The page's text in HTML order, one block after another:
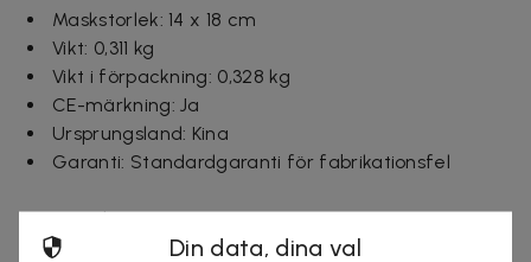
Maskstorlek: 14 x 18 cm
Vikt: 0,311 kg
Vikt i förpackning: 0,328 kg
CE-märkning: Ja
Ursprungsland: Kina
Garanti: Standardgaranti för fabrikationsfel
Ingår i paketet:
1 st växtnät 2x20 mDin data, dina val